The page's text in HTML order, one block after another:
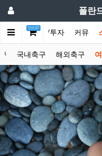
폴란
SHOP
토픽 쇼핑/투자 커뮤
국내축구 해외축구
Previous